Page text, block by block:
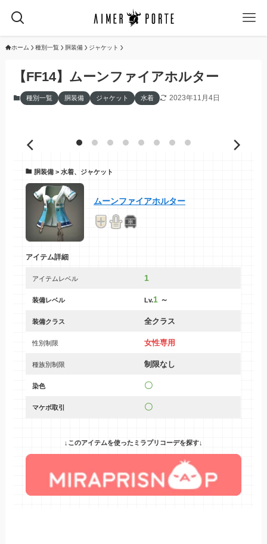
ホーム 種別一覧 胴装備 ジャケット
【FF14】ムーンファイアホルター
種別一覧 胴装備 ジャケット 水着 2023年11月4日
胴装備 > 水着、ジャケット
ムーンファイアホルター
アイテム詳細
アイテムレベル 1
装備レベル Lv.1～
装備クラス 全クラス
性別制限 女性専用
種族別制限 制限なし
染色 〇
マケボ取引 〇
↓このアイテムを使ったミラプリコーデを探す↓